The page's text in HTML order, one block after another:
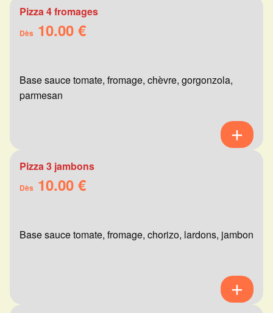
Pizza 4 fromages
Dès 10.00 €
Base sauce tomate, fromage, chèvre, gorgonzola,
parmesan
Pizza 3 jambons
Dès 10.00 €
Base sauce tomate, fromage, chorizo, lardons, jambon